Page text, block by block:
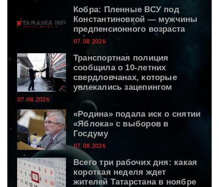
Кобра: Пленные ВСУ под
Константиновкой — мужчины
предпенсионного возраста
07.08.2026
Транспортная полиция
сообщила о 10-летних
свердловчанах, которые
увлекались зацепингом
07.08.2026
«Родина» подала иск о снятии
«Яблока» с выборов в
Госдуму
07.08.2026
Всего три рабочих дня: какая
короткая неделя ждет
жителей Татарстана в ноябре